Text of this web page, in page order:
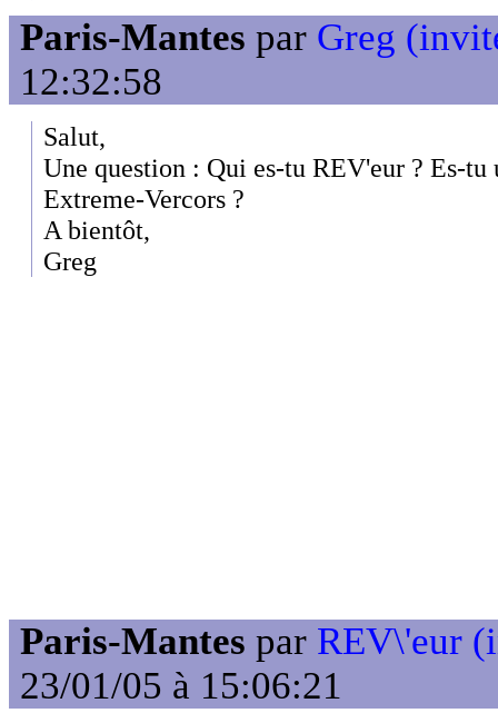
Paris-Mantes par Greg
12:32:58
Salut,
Une question : Qui es-tu REV'eur ? Es-
Extreme-Vercors ?
A bientôt,
Greg
Paris-Mantes par REV\'eur
23/01/05 à 15:06:21